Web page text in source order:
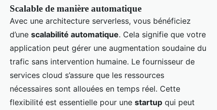
Scalable de manière automatique
Avec une architecture serverless, vous bénéficiez
d’une scalabilité automatique. Cela signifie que votre
application peut gérer une augmentation soudaine du
trafic sans intervention humaine. Le fournisseur de
services cloud s’assure que les ressources
nécessaires sont allouées en temps réel. Cette
flexibilité est essentielle pour une startup qui peut